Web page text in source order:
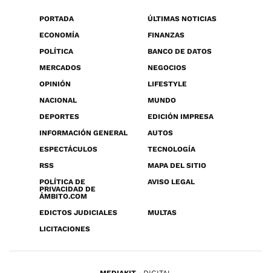
PORTADA
ÚLTIMAS NOTICIAS
ECONOMÍA
FINANZAS
POLÍTICA
BANCO DE DATOS
MERCADOS
NEGOCIOS
OPINIÓN
LIFESTYLE
NACIONAL
MUNDO
DEPORTES
EDICIÓN IMPRESA
INFORMACIÓN GENERAL
AUTOS
ESPECTÁCULOS
TECNOLOGÍA
RSS
MAPA DEL SITIO
POLÍTICA DE
PRIVACIDAD DE
ÁMBITO.COM
AVISO LEGAL
EDICTOS JUDICIALES
MULTAS
LICITACIONES